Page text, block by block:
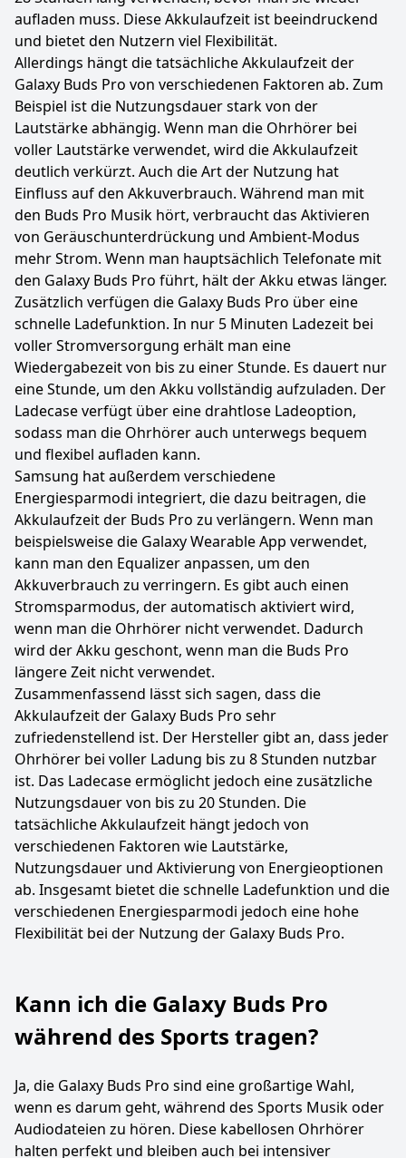
aufladen muss. Diese Akkulaufzeit ist beeindruckend
und bietet den Nutzern viel Flexibilität.
Allerdings hängt die tatsächliche Akkulaufzeit der
Galaxy Buds Pro von verschiedenen Faktoren ab. Zum
Beispiel ist die Nutzungsdauer stark von der
Lautstärke abhängig. Wenn man die Ohrhörer bei
voller Lautstärke verwendet, wird die Akkulaufzeit
deutlich verkürzt. Auch die Art der Nutzung hat
Einfluss auf den Akkuverbrauch. Während man mit
den Buds Pro Musik hört, verbraucht das Aktivieren
von Geräuschunterdrückung und Ambient-Modus
mehr Strom. Wenn man hauptsächlich Telefonate mit
den Galaxy Buds Pro führt, hält der Akku etwas länger.
Zusätzlich verfügen die Galaxy Buds Pro über eine
schnelle Ladefunktion. In nur 5 Minuten Ladezeit bei
voller Stromversorgung erhält man eine
Wiedergabezeit von bis zu einer Stunde. Es dauert nur
eine Stunde, um den Akku vollständig aufzuladen. Der
Ladecase verfügt über eine drahtlose Ladeoption,
sodass man die Ohrhörer auch unterwegs bequem
und flexibel aufladen kann.
Samsung hat außerdem verschiedene
Energiesparmodi integriert, die dazu beitragen, die
Akkulaufzeit der Buds Pro zu verlängern. Wenn man
beispielsweise die Galaxy Wearable App verwendet,
kann man den Equalizer anpassen, um den
Akkuverbrauch zu verringern. Es gibt auch einen
Stromsparmodus, der automatisch aktiviert wird,
wenn man die Ohrhörer nicht verwendet. Dadurch
wird der Akku geschont, wenn man die Buds Pro
längere Zeit nicht verwendet.
Zusammenfassend lässt sich sagen, dass die
Akkulaufzeit der Galaxy Buds Pro sehr
zufriedenstellend ist. Der Hersteller gibt an, dass jeder
Ohrhörer bei voller Ladung bis zu 8 Stunden nutzbar
ist. Das Ladecase ermöglicht jedoch eine zusätzliche
Nutzungsdauer von bis zu 20 Stunden. Die
tatsächliche Akkulaufzeit hängt jedoch von
verschiedenen Faktoren wie Lautstärke,
Nutzungsdauer und Aktivierung von Energieoptionen
ab. Insgesamt bietet die schnelle Ladefunktion und die
verschiedenen Energiesparmodi jedoch eine hohe
Flexibilität bei der Nutzung der Galaxy Buds Pro.
Kann ich die Galaxy Buds Pro
während des Sports tragen?
Ja, die Galaxy Buds Pro sind eine großartige Wahl,
wenn es darum geht, während des Sports Musik oder
Audiodateien zu hören. Diese kabellosen Ohrhörer
halten perfekt und bleiben auch bei intensiver